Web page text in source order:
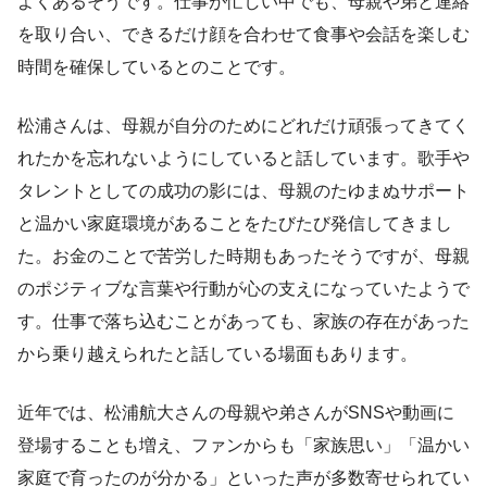
を取り合い、できるだけ顔を合わせて食事や会話を楽しむ
時間を確保しているとのことです。
松浦さんは、母親が自分のためにどれだけ頑張ってきてく
れたかを忘れないようにしていると話しています。歌手や
タレントとしての成功の影には、母親のたゆまぬサポート
と温かい家庭環境があることをたびたび発信してきまし
た。お金のことで苦労した時期もあったそうですが、母親
のポジティブな言葉や行動が心の支えになっていたようで
す。仕事で落ち込むことがあっても、家族の存在があった
から乗り越えられたと話している場面もあります。
近年では、松浦航大さんの母親や弟さんがSNSや動画に
登場することも増え、ファンからも「家族思い」「温かい
家庭で育ったのが分かる」といった声が多数寄せられてい